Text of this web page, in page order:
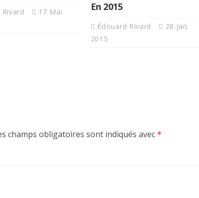
17 Mai
En 2015
Édouard Rivard
28 Jan
2015
champs obligatoires sont indiqués avec*
Morin et